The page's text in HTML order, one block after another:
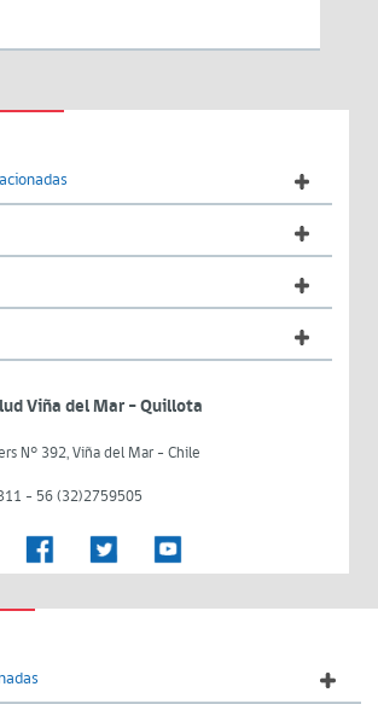
Viña del Mar – Quillota
N° 392, Viña del Mar - Chile
- 56 (32)2759505